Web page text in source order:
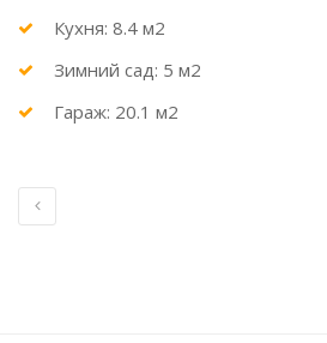
Кухня: 8.4 м2
Зимний сад: 5 м2
Гараж: 20.1 м2